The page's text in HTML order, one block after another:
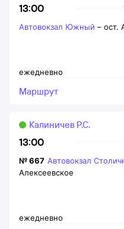
13:00
ежедневно
Автовокзал Южный – ост.
Маршрут
13:00
Калиничев Р.С.
ежедневно
№667 Автовокзал
Алексеевское